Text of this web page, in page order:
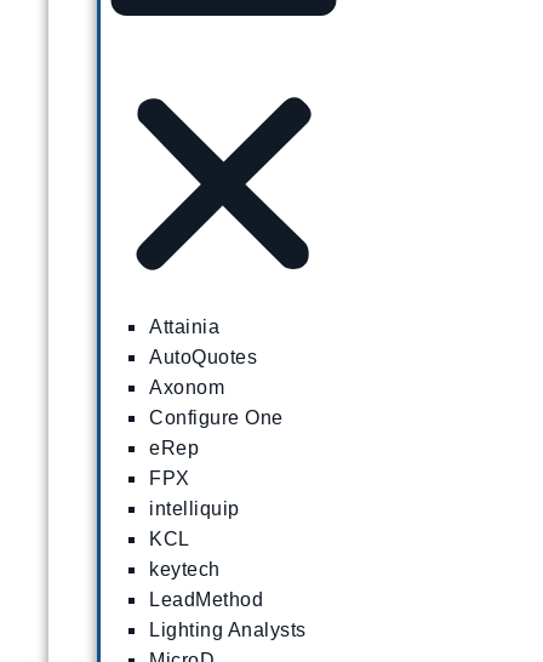
Attainia
AutoQuotes
Axonom
Configure One
eRep
FPX
intelliquip
KCL
keytech
LeadMethod
Lighting Analysts